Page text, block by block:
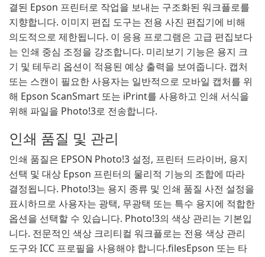
결된 Epson 프린터로 작업을 보내는 구조화된 워크플로를
지향합니다. 이미지 편집 도구는 전용 사진 편집기에 비해
의도적으로 제한됩니다. 이 응용 프로그램은 고급 편집보다
는 인쇄 중심 조정을 강조합니다. 미리보기 기능은 용지 크
기 및 테두리 옵션이 적용된 예상 출력을 보여줍니다. 캡처
또는 스캔이 필요한 사용자는 일반적으로 모바일 캡처를 위
해 Epson ScanSmart 또는 iPrint를 사용하고 인쇄 서식을
위해 파일을 Photo!3로 전송합니다.
인쇄 품질 및 관리
인쇄 품질은 EPSON Photo!3 설정, 프린터 드라이버, 용지
선택 및 대상 Epson 프린터의 물리적 기능의 조합에 따라
결정됩니다. Photo!3는 용지 종류 및 인쇄 품질 사전 설정을
표시하므로 사용자는 광택, 무광택 또는 특수 용지에 적합한
옵션을 선택할 수 있습니다. Photo!3의 색상 관리는 기본입
니다. 전문적인 색상 크리티컬 워크플로는 전용 색상 관리
도구와 ICC 프로필을 사용해야 합니다.filesEpson 또는 타